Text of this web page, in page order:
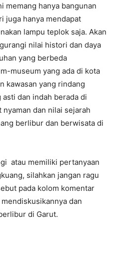
memang hanya bangunan
juga hanya mendapat
lampu teplok saja. Akan
nilai histori dan daya
yang berbeda
museum yang ada di kota
kawasan yang rindang
dan indah berada di
dan nilai sejarah
berlibur dan berwisata di
atau memiliki pertanyaan
silahkan jangan ragu
pada kolom komentar
dan
di Garut.